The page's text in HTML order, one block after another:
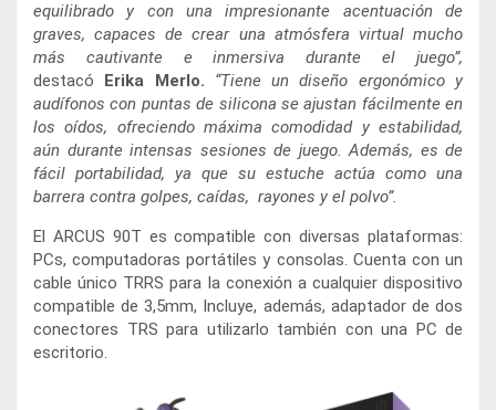
equilibrado y con una impresionante acentuación de
graves, capaces de crear una atmósfera virtual mucho
más cautivante e inmersiva durante el juego”,
destacó
Erika Merlo. “Tiene un diseño ergonómico y
audífonos con puntas de silicona se ajustan fácilmente en
los oídos, ofreciendo máxima comodidad y estabilidad,
aún durante intensas sesiones de juego. Además, es de
fácil portabilidad, ya que su estuche actúa como una
barrera contra golpes, caídas, rayones y el polvo”.
El ARCUS 90T es compatible con diversas plataformas:
PCs, computadoras portátiles y consolas. Cuenta con un
cable único TRRS para la conexión a cualquier dispositivo
compatible de 3,5mm, Incluye, además, adaptador de dos
conectores TRS para utilizarlo también con una PC de
escritorio.